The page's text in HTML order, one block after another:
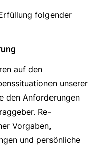
folgender
auf den
unserer
den Anforderungen
Re-
Vorgaben,
und persönliche